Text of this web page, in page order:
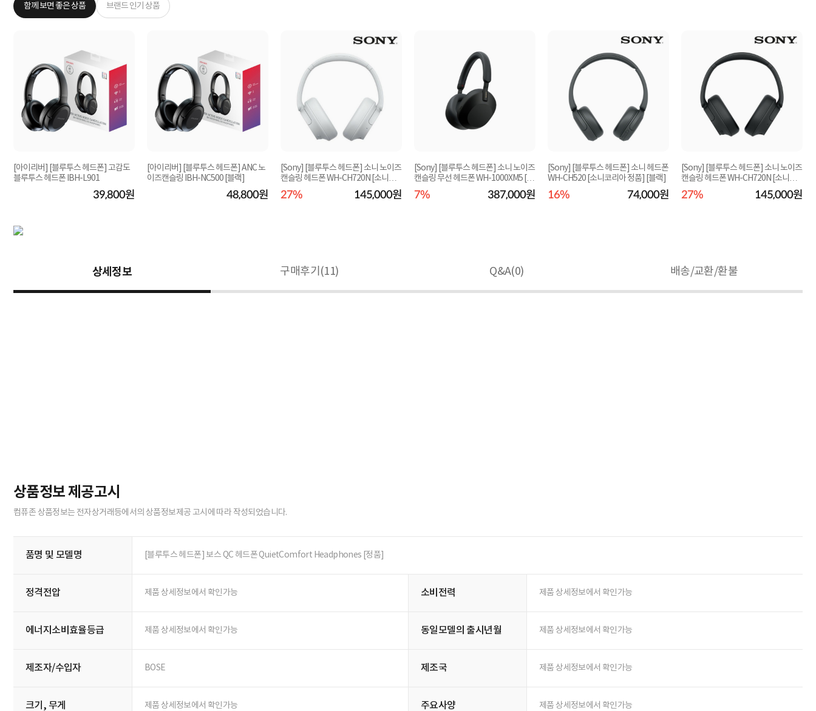
함께 보면 좋은 상품 브랜드 인기 상품
[아이리버] [블루투스 헤드폰] 고감도
블루투스 헤드폰 IBH-L901
39,800원
[아이리버] [블루투스 헤드폰] ANC 노
이즈캔슬링 IBH-NC500 [블랙]
48,800원
[Sony] [블루투스 헤드폰] 소니 노이즈
캔슬링 헤드폰 WH-CH720N [소니코
27% 145,000원
[Sony] [블루투스 헤드폰] 소니 노이즈
캔슬링 무선 헤드폰 WH-1000XM5 [소
니코리아 정...
7% 387,000원
[Sony] [블루투스 헤드폰] 소니 헤드폰
WH-CH520 [소니코리아 정품] [블랙]
16% 74,000원
[Sony] [블루투스 헤드폰] 소니 노이즈
캔슬링 헤드폰 WH-CH720N [소니코
27% 145,000원
상세정보 구매후기(11) Q&A(0) 배송/교환/환불